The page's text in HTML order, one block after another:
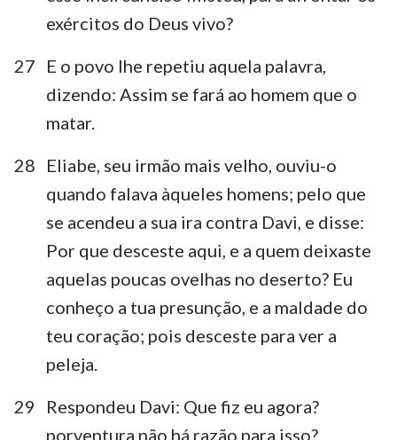
exércitos do Deus vivo?
27
E o povo lhe repetiu aquela palavra,
dizendo: Assim se fará ao homem que o
matar.
28
Eliabe, seu irmão mais velho, ouviu-o
quando falava àqueles homens; pelo que
se acendeu a sua ira contra Davi, e disse:
Por que desceste aqui, e a quem deixaste
aquelas poucas ovelhas no deserto? Eu
conheço a tua presunção, e a maldade do
teu coração; pois desceste para ver a
peleja.
29
Respondeu Davi: Que fiz eu agora?
porventura não há razão para isso?